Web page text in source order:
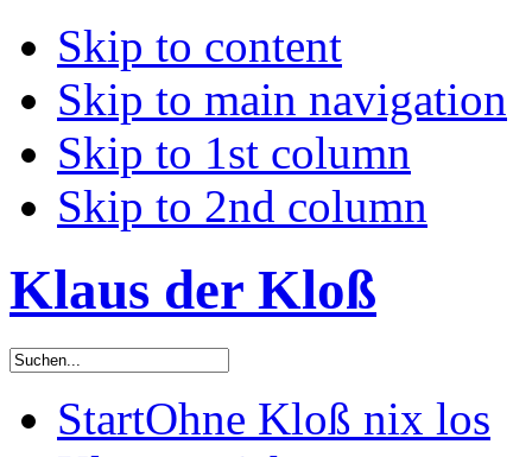
Skip to content
Skip to main navigation
Skip to 1st column
Skip to 2nd column
Klaus der Kloß
StartOhne Kloß nix los